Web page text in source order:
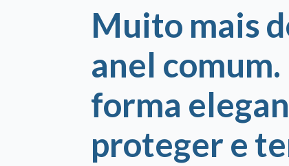
Muito mais
anel comum.
forma
proteger e